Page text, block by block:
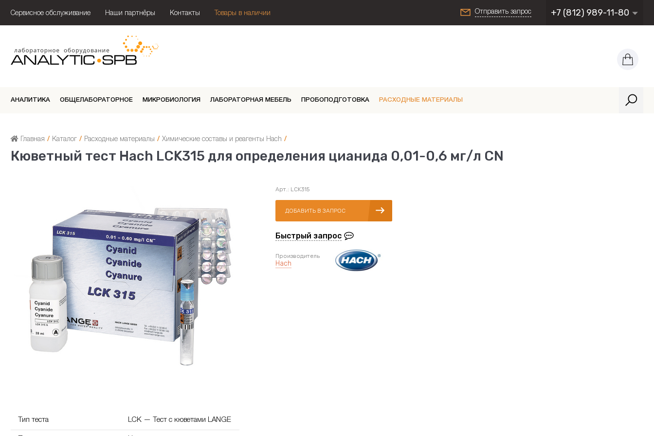
Сервисное обслуживание Наши партнёры Контакты Товары в наличии Отправить запрос +7 (812) 989-11-80
АНАЛИТИКА ОБЩЕЛАБОРАТОРНОЕ МИКРОБИОЛОГИЯ ЛАБОРАТОРНАЯ МЕБЕЛЬ ПРОБОПОДГОТОВКА РАСХОДНЫЕ МАТЕРИАЛЫ
Главная / Каталог / Расходные материалы / Химические составы и реагенты Hach /
Кюветный тест Hach LCK315 для определения цианида 0,01-0,6 мг/л CN
Арт.: LCK315
ДОБАВИТЬ В ЗАПРОС
Быстрый запрос
Производитель
Hach
Тип теста LCK — Тест с кюветами LANGE